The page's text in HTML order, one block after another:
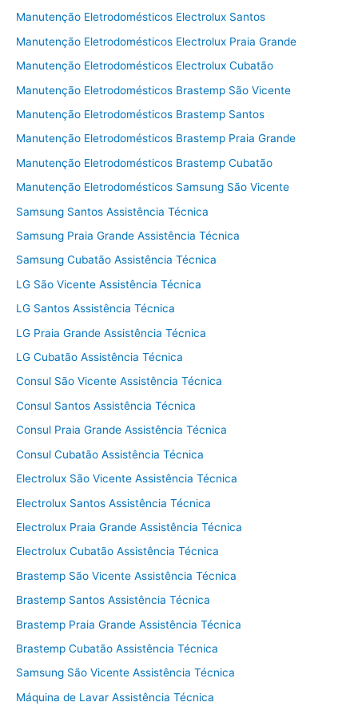
Manutenção Eletrodomésticos Electrolux Santos
Manutenção Eletrodomésticos Electrolux Praia Grande
Manutenção Eletrodomésticos Electrolux Cubatão
Manutenção Eletrodomésticos Brastemp São Vicente
Manutenção Eletrodomésticos Brastemp Santos
Manutenção Eletrodomésticos Brastemp Praia Grande
Manutenção Eletrodomésticos Brastemp Cubatão
Manutenção Eletrodomésticos Samsung São Vicente
Samsung Santos Assistência Técnica
Samsung Praia Grande Assistência Técnica
Samsung Cubatão Assistência Técnica
LG São Vicente Assistência Técnica
LG Santos Assistência Técnica
LG Praia Grande Assistência Técnica
LG Cubatão Assistência Técnica
Consul São Vicente Assistência Técnica
Consul Santos Assistência Técnica
Consul Praia Grande Assistência Técnica
Consul Cubatão Assistência Técnica
Electrolux São Vicente Assistência Técnica
Electrolux Santos Assistência Técnica
Electrolux Praia Grande Assistência Técnica
Electrolux Cubatão Assistência Técnica
Brastemp São Vicente Assistência Técnica
Brastemp Santos Assistência Técnica
Brastemp Praia Grande Assistência Técnica
Brastemp Cubatão Assistência Técnica
Samsung São Vicente Assistência Técnica
Máquina de Lavar Assistência Técnica